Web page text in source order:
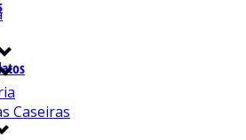
Caseiras